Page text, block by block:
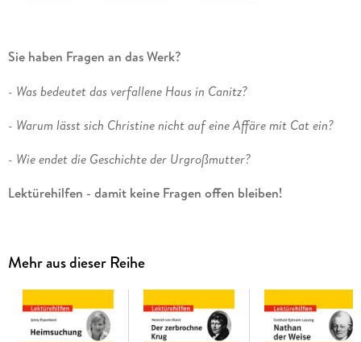
Sie haben Fragen an das Werk?
- Was bedeutet das verfallene Haus in Canitz?
- Warum lässt sich Christine nicht auf eine Affäre mit Cat ein?
- Wie endet die Geschichte der Urgroßmutter?
Lektürehilfen - damit keine Fragen offen bleiben!
Umfassende Interpretation und Analyse
und Motive verständlich erklärt
Kurzinfo: das Wichtigste eines Kapitels knapp
zusammengefasst
Mehr aus dieser Reihe